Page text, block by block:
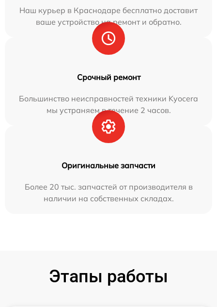
Наш курьер в Краснодаре бесплатно доставит
ваше устройство на ремонт и обратно.
Срочный ремонт
Большинство неисправностей техники Kyocera
мы устраняем в течение 2 часов.
Оригинальные запчасти
Более 20 тыс. запчастей от производителя в
наличии на собственных складах.
Этапы работы